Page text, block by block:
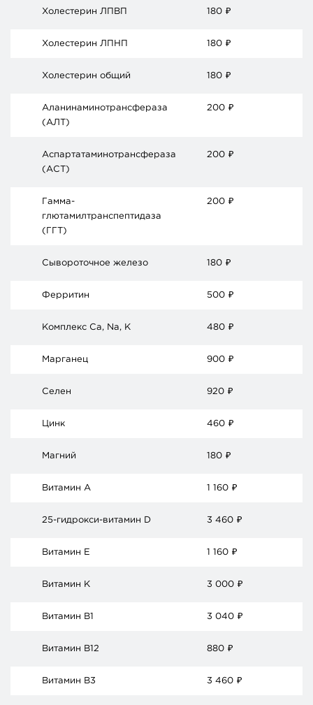
Холестерин ЛПВП 180 ₽
Холестерин ЛПНП 180 ₽
Холестерин общий 180 ₽
Аланинаминотрансфераза
(АЛТ)
200 ₽
Аспартатаминотрансфераза
(АСТ)
200 ₽
Гамма-
глютамилтранспептидаза
(ГГТ)
200 ₽
Сывороточное железо 180 ₽
Ферритин 500 ₽
Комплекс Ca, Na, K 480 ₽
Марганец 900 ₽
Селен 920 ₽
Цинк 460 ₽
Магний 180 ₽
Витамин А 1 160 ₽
25-гидрокси-витамин D 3 460 ₽
Витамин Е 1 160 ₽
Витамин К 3 000 ₽
Витамин В1 3 040 ₽
Витамин В12 880 ₽
Витамин В3 3 460 ₽